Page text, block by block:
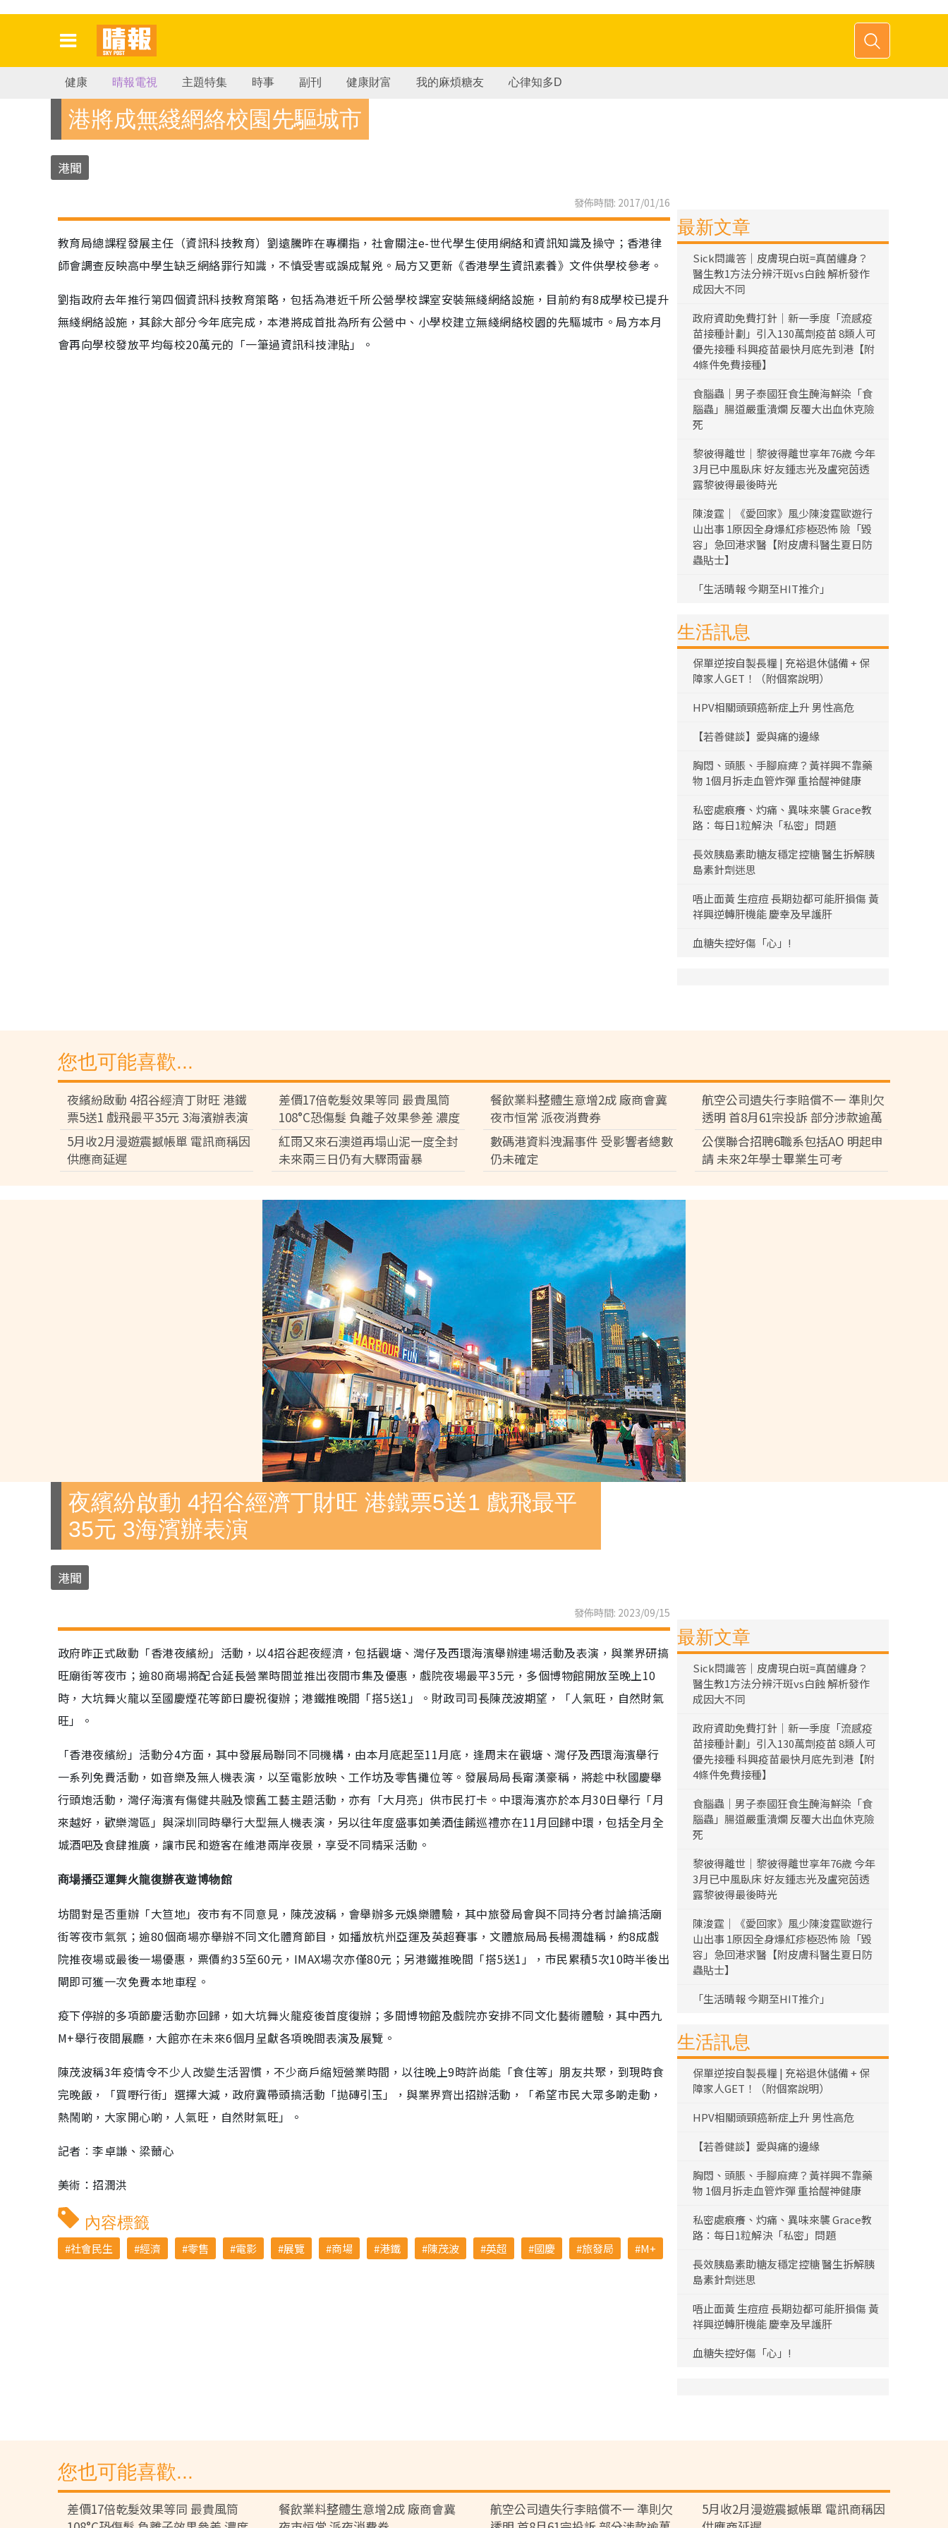
健康 晴報電視 主題特集 時事 副刊 健康財富 我的麻煩糖友 心律知多D
港將成無綫網絡校園先驅城市
港聞
發佈時間: 2017/01/16
教育局總課程發展主任（資訊科技教育）劉遠騰昨在專欄指，社會關注e-世代學生使用網絡和資訊知識及操守；香港律
師會調查反映高中學生缺乏網絡罪行知識，不慎受害或誤成幫兇。局方又更新《香港學生資訊素養》文件供學校參考。
劉指政府去年推行第四個資訊科技教育策略，包括為港近千所公營學校課室安裝無綫網絡設施，目前約有8成學校已提升
無綫網絡設施，其餘大部分今年底完成，本港將成首批為所有公營中、小學校建立無綫網絡校園的先驅城市。局方本月
會再向學校發放平均每校20萬元的「一筆過資訊科技津貼」。
最新文章
Sick問識答｜皮膚現白斑=真菌纏身？
醫生教1方法分辨汗斑vs白蝕 解析發作
成因大不同
政府資助免費打針｜新一季度「流感疫
苗接種計劃」引入130萬劑疫苗 8類人可
優先接種 科興疫苗最快月底先到港【附
4條件免費接種】
食腦蟲｜男子泰國狂食生醃海鮮染「食
腦蟲」腸道嚴重潰爛 反覆大出血休克險
死
黎彼得離世｜黎彼得離世享年76歲 今年
3月已中風臥床 好友鍾志光及盧宛茵透
露黎彼得最後時光
陳浚霆｜《愛回家》風少陳浚霆歐遊行
山出事 1原因全身爆紅疹極恐怖 險「毀
容」急回港求醫【附皮膚科醫生夏日防
蟲貼士】
「生活晴報 今期至HIT推介」
生活訊息
保單逆按自製長糧 | 充裕退休儲備 + 保
障家人GET！（附個案說明）
HPV相關頭頸癌新症上升 男性高危
【若善健談】愛與痛的邊緣
胸悶、頭脹、手腳麻痺？黃祥興不靠藥
物 1個月拆走血管炸彈 重拾醒神健康
私密處痕癢、灼痛、異味來襲 Grace教
路：每日1粒解決「私密」問題
長效胰島素助糖友穩定控糖 醫生拆解胰
島素針劑迷思
唔止面黃 生痘痘 長期攰都可能肝損傷 黃
祥興逆轉肝機能 慶幸及早護肝
血糖失控好傷「心」!
您也可能喜歡...
夜繽紛啟動 4招谷經濟丁財旺 港鐵
票5送1 戲飛最平35元 3海濱辦表演
差價17倍乾髮效果等同 最貴風筒
108°C恐傷髮 負離子效果參差 濃度
差逾百倍
餐飲業料整體生意增2成 廠商會冀
夜市恒常 派夜消費券
航空公司遺失行李賠償不一 準則欠
透明 首8月61宗投訴 部分涉款逾萬
元
5月收2月漫遊震撼帳單 電訊商稱因
供應商延遲
紅雨又來石澳道再塌山泥一度全封
未來兩三日仍有大驟雨雷暴
數碼港資料洩漏事件 受影響者總數
仍未確定
公僕聯合招聘6職系包括AO 明起申
請 未來2年學士畢業生可考
夜繽紛啟動 4招谷經濟丁財旺 港鐵票5送1 戲飛最平
35元 3海濱辦表演
港聞
發佈時間: 2023/09/15
政府昨正式啟動「香港夜繽紛」活動，以4招谷起夜經濟，包括觀塘、灣仔及西環海濱舉辦連場活動及表演，與業界研搞
旺廟街等夜市；逾80商場將配合延長營業時間並推出夜間市集及優惠，戲院夜場最平35元，多個博物館開放至晚上10
時，大坑舞火龍以至國慶煙花等節日慶祝復辦；港鐵推晚間「搭5送1」。財政司司長陳茂波期望，「人氣旺，自然財氣
旺」。
「香港夜繽紛」活動分4方面，其中發展局聯同不同機構，由本月底起至11月底，逢周末在觀塘、灣仔及西環海濱舉行
一系列免費活動，如音樂及無人機表演，以至電影放映、工作坊及零售攤位等。發展局局長甯漢豪稱，將趁中秋國慶舉
行頭炮活動，灣仔海濱有傷健共融及懷舊工藝主題活動，亦有「大月亮」供市民打卡。中環海濱亦於本月30日舉行「月
來越好，歡樂灣區」與深圳同時舉行大型無人機表演，另以往年度盛事如美酒佳餚巡禮亦在11月回歸中環，包括全月全
城酒吧及食肆推廣，讓市民和遊客在維港兩岸夜景，享受不同精采活動。
商場播亞運舞火龍復辦夜遊博物館
坊間對是否重辦「大笪地」夜市有不同意見，陳茂波稱，會舉辦多元娛樂體驗，其中旅發局會與不同持分者討論搞活廟
街等夜市氣氛；逾80個商場亦舉辦不同文化體育節目，如播放杭州亞運及英超賽事，文體旅局局長楊潤雄稱，約8成戲
院推夜場或最後一場優惠，票價約35至60元，IMAX場次亦僅80元；另港鐵推晚間「搭5送1」，市民累積5次10時半後出
閘即可獲一次免費本地車程。
疫下停辦的多項節慶活動亦回歸，如大坑舞火龍疫後首度復辦；多間博物館及戲院亦安排不同文化藝術體驗，其中西九
M+舉行夜間展廳，大館亦在未來6個月呈獻各項晚間表演及展覽。
陳茂波稱3年疫情令不少人改變生活習慣，不少商戶縮短營業時間，以往晚上9時許尚能「食住等」朋友共聚，到現時食
完晚飯，「買嘢行街」選擇大減，政府冀帶頭搞活動「拋磚引玉」，與業界齊出招辦活動，「希望市民大眾多啲走動，
熱鬧啲，大家開心啲，人氣旺，自然財氣旺」。
記者︰李卓謙、梁薾心
美術：招潤洪
內容標籤
社會民生 經濟 零售 電影 展覽 商場 港鐵 陳茂波 英超 國慶 旅發局 M+
最新文章
Sick問識答｜皮膚現白斑=真菌纏身？
醫生教1方法分辨汗斑vs白蝕 解析發作
成因大不同
政府資助免費打針｜新一季度「流感疫
苗接種計劃」引入130萬劑疫苗 8類人可
優先接種 科興疫苗最快月底先到港【附
4條件免費接種】
食腦蟲｜男子泰國狂食生醃海鮮染「食
腦蟲」腸道嚴重潰爛 反覆大出血休克險
死
黎彼得離世｜黎彼得離世享年76歲 今年
3月已中風臥床 好友鍾志光及盧宛茵透
露黎彼得最後時光
陳浚霆｜《愛回家》風少陳浚霆歐遊行
山出事 1原因全身爆紅疹極恐怖 險「毀
容」急回港求醫【附皮膚科醫生夏日防
蟲貼士】
「生活晴報 今期至HIT推介」
生活訊息
保單逆按自製長糧 | 充裕退休儲備 + 保
障家人GET！（附個案說明）
HPV相關頭頸癌新症上升 男性高危
【若善健談】愛與痛的邊緣
胸悶、頭脹、手腳麻痺？黃祥興不靠藥
物 1個月拆走血管炸彈 重拾醒神健康
私密處痕癢、灼痛、異味來襲 Grace教
路：每日1粒解決「私密」問題
長效胰島素助糖友穩定控糖 醫生拆解胰
島素針劑迷思
唔止面黃 生痘痘 長期攰都可能肝損傷 黃
祥興逆轉肝機能 慶幸及早護肝
血糖失控好傷「心」!
您也可能喜歡...
差價17倍乾髮效果等同 最貴風筒
餐飲業料整體生意增2成 廠商會冀
航空公司遺失行李賠償不一 準則欠
5月收2月漫遊震撼帳單 電訊商稱因